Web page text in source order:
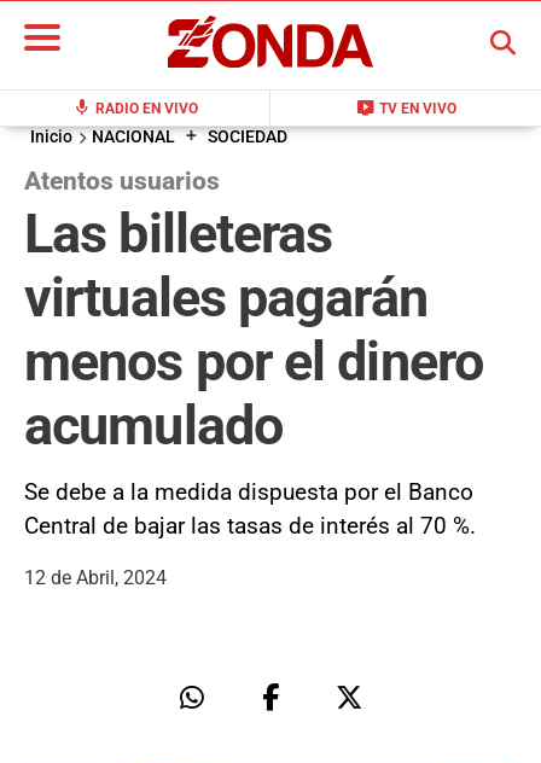
mic RADIO EN VIVO live_tv TV EN VIVO
BUSCAR
Inicio NACIONAL + SOCIEDAD
Atentos usuarios
Las billeteras
virtuales pagarán
menos por el dinero
acumulado
Se debe a la medida dispuesta por el Banco
Central de bajar las tasas de interés al 70 %.
12 de Abril, 2024